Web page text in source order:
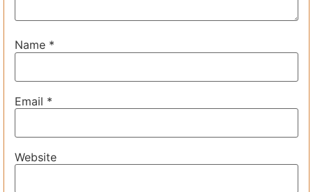
Name *
Email *
Website